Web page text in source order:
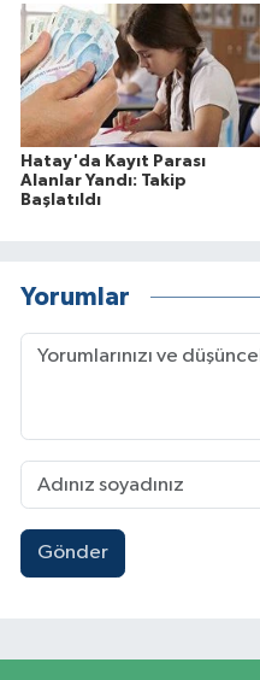
Hatay'da Kayıt Parası
Alanlar Yandı: Takip
Başlatıldı
Yorumlar
Gönder